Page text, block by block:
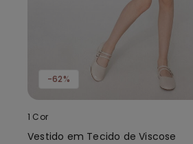
-62%
1 Cor
Vestido em Tecido de Viscose